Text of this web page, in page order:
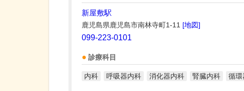
新屋敷駅
鹿児島県鹿児島市南林寺町1-11 [地図]
099-223-0101
診療科目
内科 呼吸器内科 消化器内科 腎臓内科 循環